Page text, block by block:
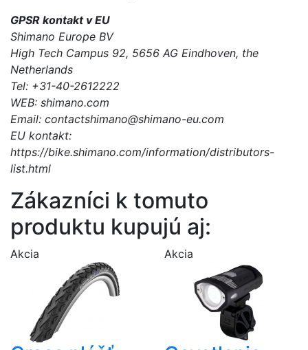
GPSR kontakt v EU
Shimano Europe BV
High Tech Campus 92, 5656 AG Eindhoven, the
Netherlands
Tel: +31-40-2612222
WEB: shimano.com
Email: contactshimano@shimano-eu.com
EU kontakt:
https://bike.shimano.com/information/distributors-
list.html
Zákazníci k tomuto
produktu kupujú aj:
Akcia Akcia